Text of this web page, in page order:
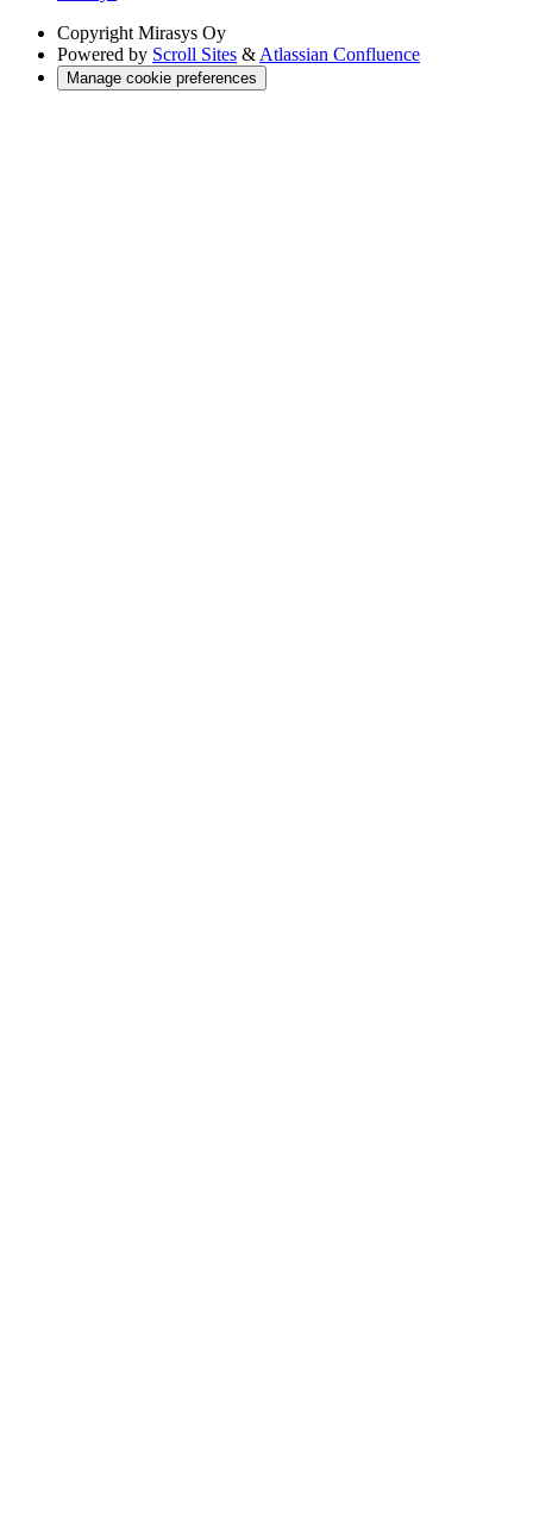
Copyright Mirasys Oy
Powered by Scroll Sites &Atlassian Confluence
Manage cookie preferences